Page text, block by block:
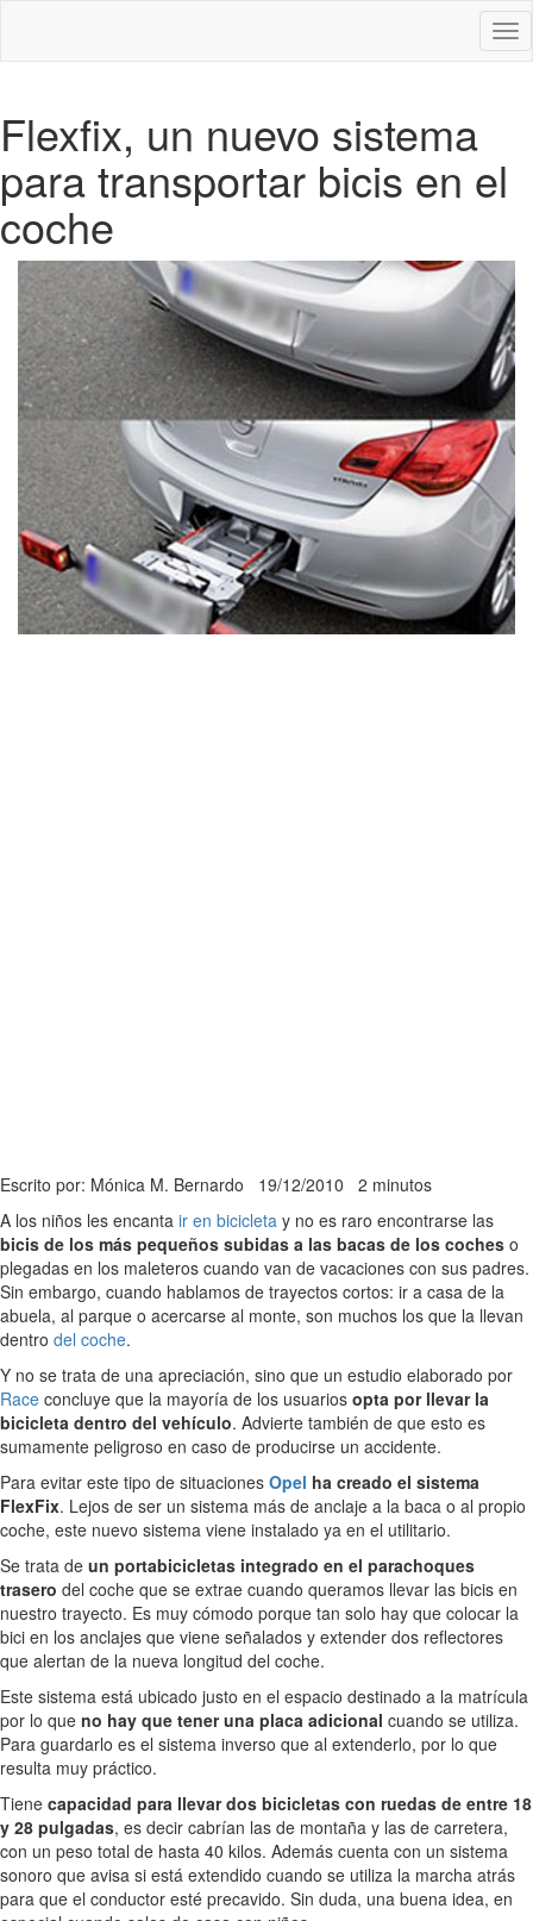
Flexfix, un nuevo sistema
para transportar bicis en el
coche
Escrito por: Mónica M. Bernardo 19/12/2010 2 minutos
A los niños les encanta ir en bicicleta y no es raro encontrarse las
bicis de los más pequeños subidas a las bacas de los coches o
plegadas en los maleteros cuando van de vacaciones con sus padres.
Sin embargo, cuando hablamos de trayectos cortos: ir a casa de la
abuela, al parque o acercarse al monte, son muchos los que la llevan
dentro del coche.
Y no se trata de una apreciación, sino que un estudio elaborado por
Race concluye que la mayoría de los usuarios opta por llevar la
bicicleta dentro del vehículo. Advierte también de que esto es
sumamente peligroso en caso de producirse un accidente.
Para evitar este tipo de situaciones Opel ha creado el sistema
FlexFix. Lejos de ser un sistema más de anclaje a la baca o al propio
coche, este nuevo sistema viene instalado ya en el utilitario.
Se trata de un portabicicletas integrado en el parachoques
trasero del coche que se extrae cuando queramos llevar las bicis en
nuestro trayecto. Es muy cómodo porque tan solo hay que colocar la
bici en los anclajes que viene señalados y extender dos reflectores
que alertan de la nueva longitud del coche.
Este sistema está ubicado justo en el espacio destinado a la matrícula
por lo que no hay que tener una placa adicional cuando se utiliza.
Para guardarlo es el sistema inverso que al extenderlo, por lo que
resulta muy práctico.
Tiene capacidad para llevar dos bicicletas con ruedas de entre 18
y 28 pulgadas, es decir cabrían las de montaña y las de carretera,
con un peso total de hasta 40 kilos. Además cuenta con un sistema
sonoro que avisa si está extendido cuando se utiliza la marcha atrás
para que el conductor esté precavido. Sin duda, una buena idea, en